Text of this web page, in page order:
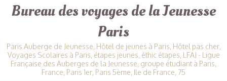
Bureau des voyages de la Jeunesse
Paris
Paris Auberge de Jeunesse, Hôtel de jeunes à Paris, Hôtel pas cher,
Voyages Scolaires à Paris, étapes jeunes, éthic étapes, LFAJ - Ligue
Française des Auberges de la Jeunesse, groupe étudiant à Paris,
France, Paris 1er, Paris 5ème, Ile de France, 75